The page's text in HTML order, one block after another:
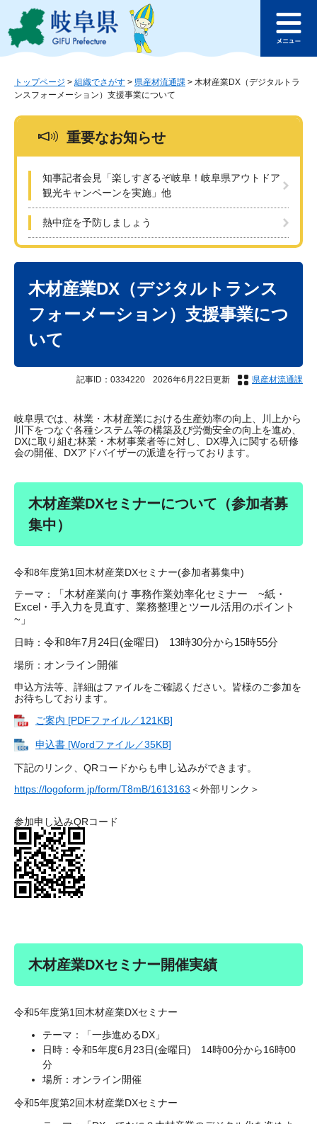
ジ
ュ
このページの本文へ
ュ
トップページ > 組織でさがす > 県産材流通課 > 木材産業DX（デジタルトラ
ンスフォーメーション）支援事業について
重要なお知らせ
知事記者会見「楽しすぎるぞ岐阜！岐阜県アウトドア
観光キャンペーンを実施」他
熱中症を予防しましょう
木材産業DX（デジタルトランス
フォーメーション）支援事業につ
いて
記事ID：0334220 2026年6月22日更新 県産材流通課
岐阜県では、林業・木材産業における生産効率の向上、川上から
川下をつなぐ各種システム等の構築及び労働安全の向上を進め、
DXに取り組む林業・木材事業者等に対し、DX導入に関する研修
会の開催、DXアドバイザーの派遣を行っております。
木材産業DXセミナーについて（参加者募
集中）
令和8年度第1回木材産業DXセミナー(参加者募集中)
テーマ：
「木材産業向け 事務作業効率化セミナー ~紙・
Excel・手入力を見直す、業務整理とツール活用のポイント
~」
日時： 令和8年7月24日(金曜日) 13時30分から15時55分
場所： オンライン開催
申込方法等、詳細はファイルをご確認ください。皆様のご参加を
お待ちしております。
ご案内 [PDFファイル／121KB]
申込書 [Wordファイル／35KB]
下記のリンク、QRコードからも申し込みができます。
https://logoform.jp/form/T8mB/1613163​ ＜外部リンク＞
参加申し込みQRコード
木材産業DXセミナー開催実績
令和5年度第1回木材産業DXセミナー
テーマ：「一歩進めるDX」
日時：令和5年度6月23日(金曜日) 14時00分から16時00
分
場所：オンライン開催
令和5年度第2回木材産業DXセミナー